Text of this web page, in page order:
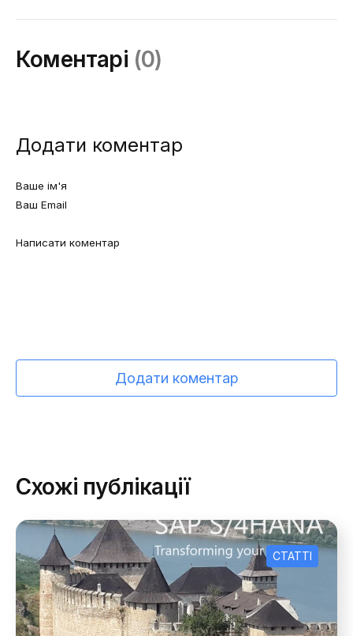
Коментарі (0)
Додати коментар
Додати коментар
Схожі публікації
СТАТТІ